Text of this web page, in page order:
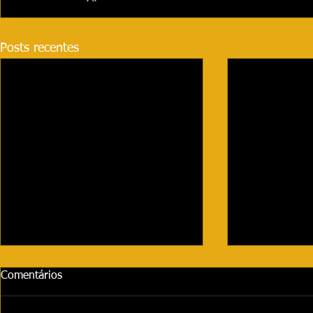
Posts recentes
Comentários